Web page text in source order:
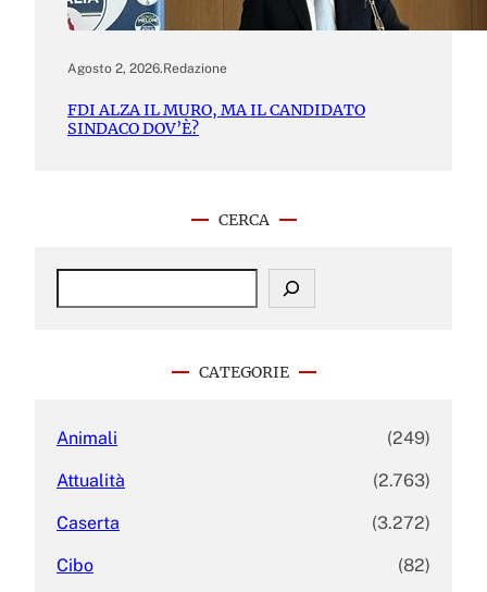
Agosto 2, 2026.Redazione
FDI ALZA IL MURO, MA IL CANDIDATO
SINDACO DOV’È?
CERCA
S
CATEGORIE
Animali (249)
Attualità (2.763)
Caserta (3.272)
Cibo (82)